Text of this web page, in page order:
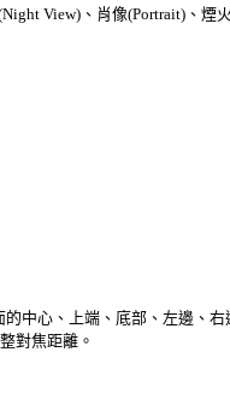
View)、肖像(Portrait)、煙
中心、上端、底部、左邊、
對焦距離。